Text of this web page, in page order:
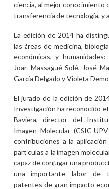
ciencia, al mejor conocimiento
transferencia de tecnología, y
La edición de 2014 ha
las áreas de medicina,
económicas, y
Joan Massagué Solé, José
García Delgado y Violeta
El jurado de la edición de
Investigación ha reconocido
Baviera, director del
Imagen Molecular (CSIC-
contribuciones a la
partículas a la imagen
capaz de conjugar una
una importante labor de
patentes de gran impacto